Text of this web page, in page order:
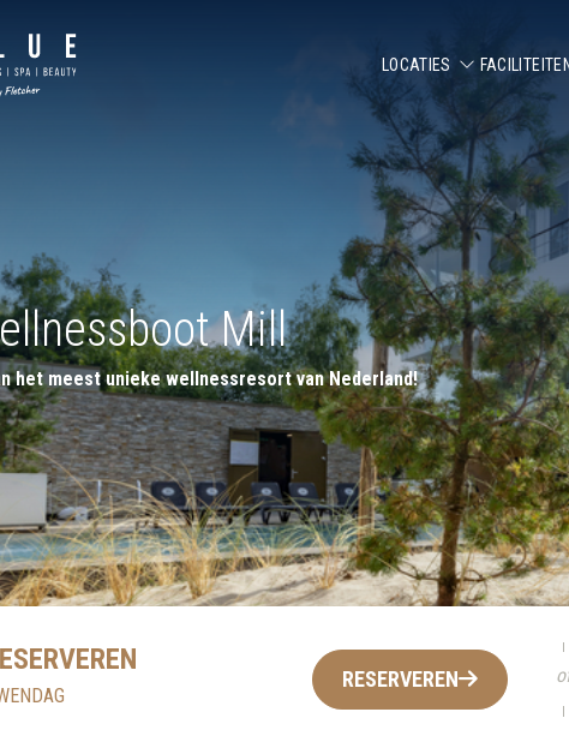
LOCATIES
ALLE LOCATIES
WELLNESSBOOT MILL
WELLNESSRESORT
WELLNESSRESORT
WELLNESSRESORT
WELLNESSRESORT
WELLNESS
WELLNESS
WELLNESS TRIVIUM
WELLNESS
BEAUTY DE WIEMSEL
FACILITEITEN
Mill
het meest unieke wellnessresort van Nederland!
RESERVEREN